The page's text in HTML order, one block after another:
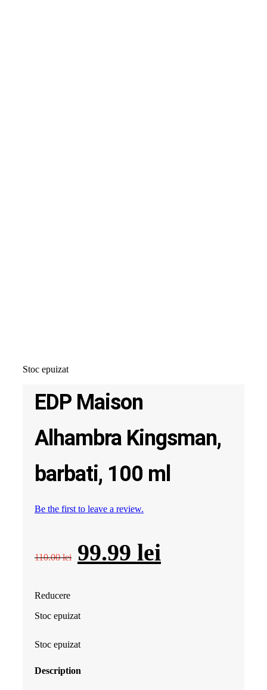
Stoc epuizat
EDP Maison
Alhambra Kingsman,
barbati, 100 ml
Be the first to leave a review.
110.00lei
Prețul
a
fost:
110.00 lei.
99.99 leiPrețul
Reducere
Stoc epuizat
Stoc epuizat
Description